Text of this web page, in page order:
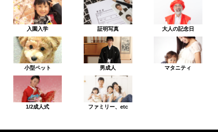
入園入学 証明写真 大人の記念日
小型ペット 男成人 マタニティ
1/2成人式 ファミリー、etc